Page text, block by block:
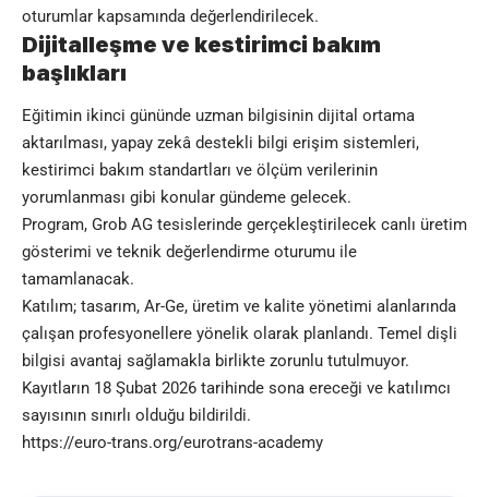
oturumlar kapsamında değerlendirilecek.
Dijitalleşme ve kestirimci bakım
başlıkları
Eğitimin ikinci gününde uzman bilgisinin dijital ortama
aktarılması, yapay zekâ destekli bilgi erişim sistemleri,
kestirimci bakım standartları ve ölçüm verilerinin
yorumlanması gibi konular gündeme gelecek.
Program, Grob AG tesislerinde gerçekleştirilecek canlı üretim
gösterimi ve teknik değerlendirme oturumu ile
tamamlanacak.
Katılım; tasarım, Ar-Ge, üretim ve kalite yönetimi alanlarında
çalışan profesyonellere yönelik olarak planlandı. Temel dişli
bilgisi avantaj sağlamakla birlikte zorunlu tutulmuyor.
Kayıtların 18 Şubat 2026 tarihinde sona ereceği ve katılımcı
sayısının sınırlı olduğu bildirildi.
https://euro-trans.org/eurotrans-academy